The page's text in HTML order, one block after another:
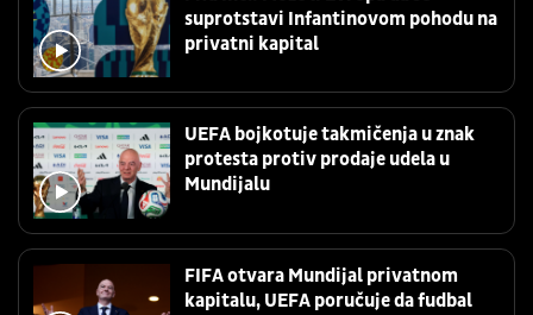
suprotstavi Infantinovom pohodu na
privatni kapital
UEFA bojkotuje takmičenja u znak
protesta protiv prodaje udela u
Mundijalu
FIFA otvara Mundijal privatnom
kapitalu, UEFA poručuje da fudbal